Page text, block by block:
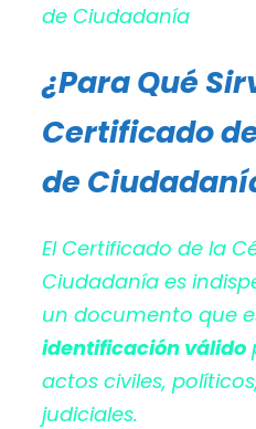
¿Para Qué
Certificado
de
El Certificado de la
Ciudadanía es
un documento que
identificación válido
actos civiles,
judiciales.